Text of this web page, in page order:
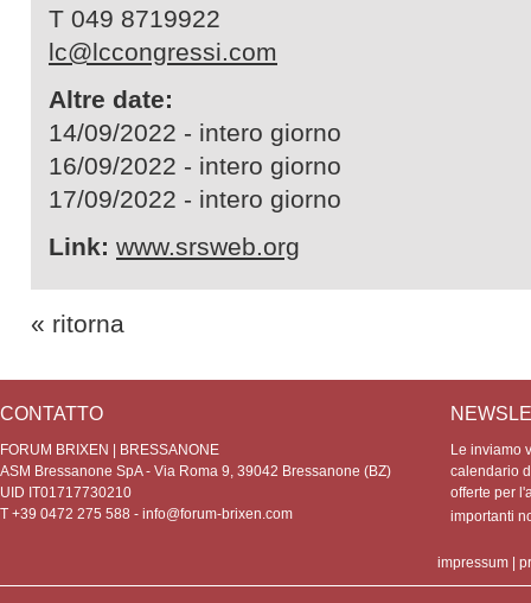
T 049 8719922
lc@lccongressi.com
Altre date:
14/09/2022 - intero giorno
16/09/2022 - intero giorno
17/09/2022 - intero giorno
Link: www.srsweb.org
« ritorna
CONTATTO
FORUM BRIXEN | BRESSANONE
ASM Bressanone SpA - Via Roma 9, 39042 Bressanone (BZ)
UID IT01717730210
T +39 0472 275 588 - info@forum-brixen.com
Le inviamo
calendario
offerte per
importanti
impressum